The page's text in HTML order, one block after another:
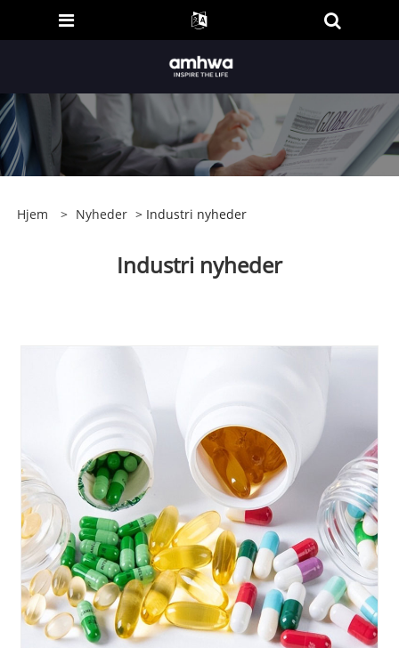
Hjem > Nyheder > Industri nyheder
Industri nyheder